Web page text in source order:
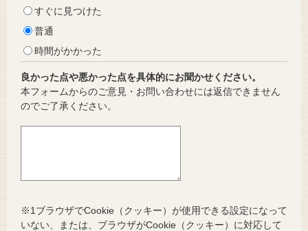
すぐに見つけた
普通
時間がかかった
良かった点や悪かった点を具体的にお聞かせください。
本フォームからのご意見・お問い合わせには返信できません
のでご了承ください。
※1ブラウザでCookie（クッキー）が使用できる設定になって
いない、または、ブラウザがCookie（クッキー）に対応して